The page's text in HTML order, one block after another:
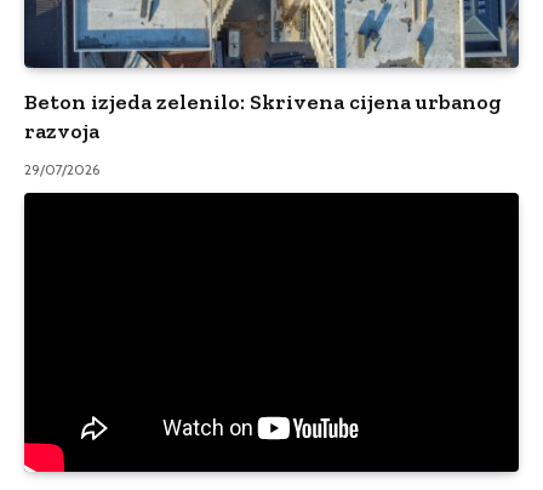
Beton izjeda zelenilo: Skrivena cijena urbanog
razvoja
29/07/2026